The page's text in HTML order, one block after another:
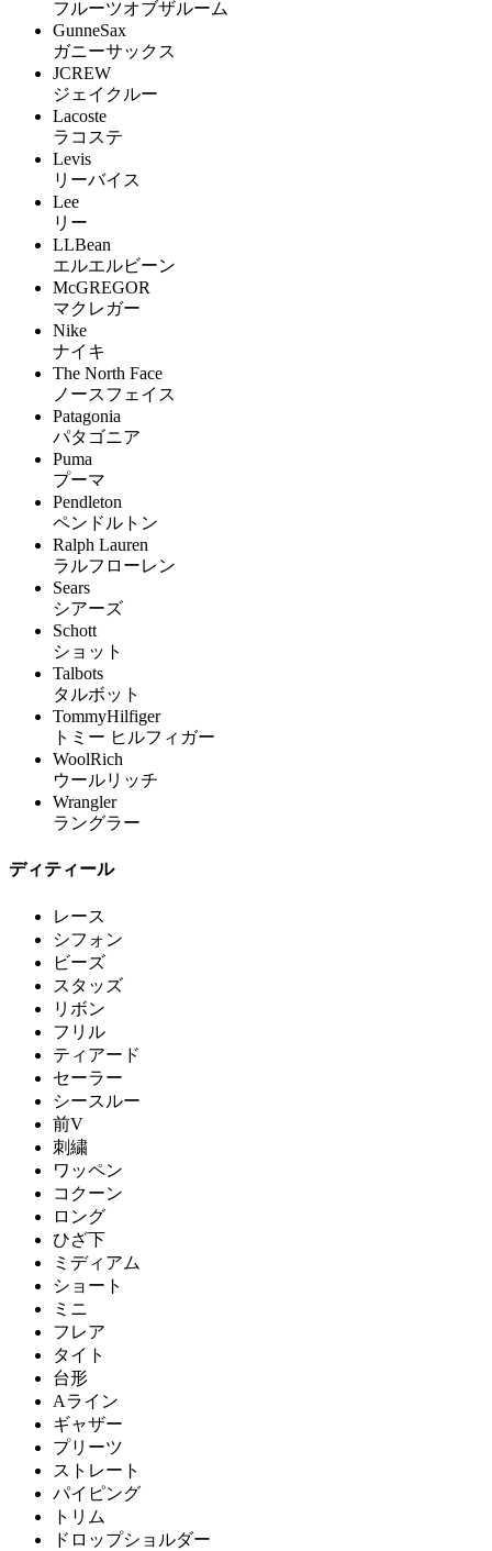
フルーツオブザルーム
GunneSax
ガニーサックス
JCREW
ジェイクルー
Lacoste
ラコステ
Levis
リーバイス
Lee
リー
LLBean
エルエルビーン
McGREGOR
マクレガー
Nike
ナイキ
The North Face
ノースフェイス
Patagonia
パタゴニア
Puma
プーマ
Pendleton
ペンドルトン
Ralph Lauren
ラルフローレン
Sears
シアーズ
Schott
ショット
Talbots
タルボット
TommyHilfiger
トミー ヒルフィガー
WoolRich
ウールリッチ
Wrangler
ラングラー
ディティール
レース
シフォン
ビーズ
スタッズ
リボン
フリル
ティアード
セーラー
シースルー
前V
刺繍
ワッペン
コクーン
ロング
ひざ下
ミディアム
ショート
ミニ
フレア
タイト
台形
Aライン
ギャザー
プリーツ
ストレート
パイピング
トリム
ドロップショルダー